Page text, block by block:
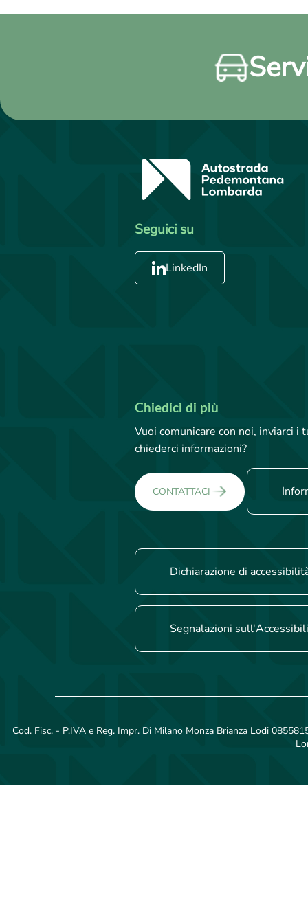
Seguici su
LinkedIn
Chiedici di più
Vuoi comunicare con noi, inviarci
chiederci informazioni?
CONTATTACI
Dichiarazione di
Segnalazioni
Cod. Fisc. - P.IVA e Reg. Impr. Di Milano Monza Brianza Lodi